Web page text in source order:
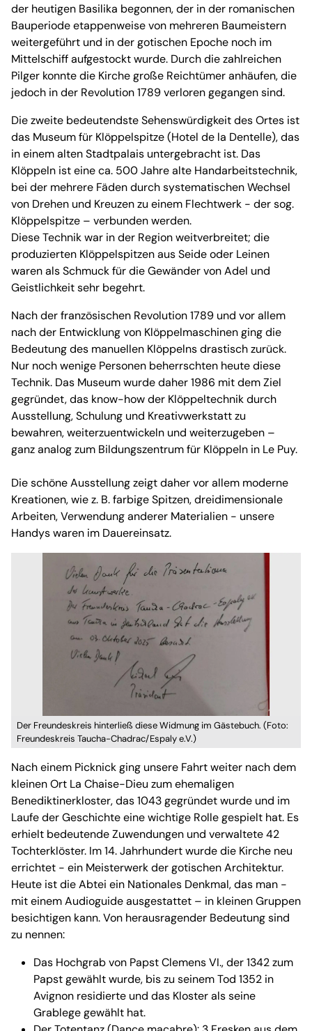
der heutigen Basilika begonnen, der in der romanischen
Bauperiode etappenweise von mehreren Baumeistern
weitergeführt und in der gotischen Epoche noch im
Mittelschiff aufgestockt wurde. Durch die zahlreichen
Pilger konnte die Kirche große Reichtümer anhäufen, die
jedoch in der Revolution 1789 verloren gegangen sind.
Die zweite bedeutendste Sehenswürdigkeit des Ortes ist
das Museum für Klöppelspitze (Hotel de la Dentelle), das
in einem alten Stadtpalais untergebracht ist. Das
Klöppeln ist eine ca. 500 Jahre alte Handarbeitstechnik,
bei der mehrere Fäden durch systematischen Wechsel
von Drehen und Kreuzen zu einem Flechtwerk - der sog.
Klöppelspitze – verbunden werden.
Diese Technik war in der Region weitverbreitet; die
produzierten Klöppelspitzen aus Seide oder Leinen
waren als Schmuck für die Gewänder von Adel und
Geistlichkeit sehr begehrt.
Nach der französischen Revolution 1789 und vor allem
nach der Entwicklung von Klöppelmaschinen ging die
Bedeutung des manuellen Klöppelns drastisch zurück.
Nur noch wenige Personen beherrschten heute diese
Technik. Das Museum wurde daher 1986 mit dem Ziel
gegründet, das know-how der Klöppeltechnik durch
Ausstellung, Schulung und Kreativwerkstatt zu
bewahren, weiterzuentwickeln und weiterzugeben –
ganz analog zum Bildungszentrum für Klöppeln in Le Puy.
Die schöne Ausstellung zeigt daher vor allem moderne
Kreationen, wie z. B. farbige Spitzen, dreidimensionale
Arbeiten, Verwendung anderer Materialien - unsere
Handys waren im Dauereinsatz.
Der Freundeskreis hinterließ diese Widmung im Gästebuch. (Foto:
Freundeskreis Taucha-Chadrac/Espaly e.V.)
Nach einem Picknick ging unsere Fahrt weiter nach dem
kleinen Ort La Chaise-Dieu zum ehemaligen
Benediktinerkloster, das 1043 gegründet wurde und im
Laufe der Geschichte eine wichtige Rolle gespielt hat. Es
erhielt bedeutende Zuwendungen und verwaltete 42
Tochterklöster. Im 14. Jahrhundert wurde die Kirche neu
errichtet - ein Meisterwerk der gotischen Architektur.
Heute ist die Abtei ein Nationales Denkmal, das man -
mit einem Audioguide ausgestattet – in kleinen Gruppen
besichtigen kann. Von herausragender Bedeutung sind
zu nennen:
Das Hochgrab von Papst Clemens VI., der 1342 zum
Papst gewählt wurde, bis zu seinem Tod 1352 in
Avignon residierte und das Kloster als seine
Grablege gewählt hat.